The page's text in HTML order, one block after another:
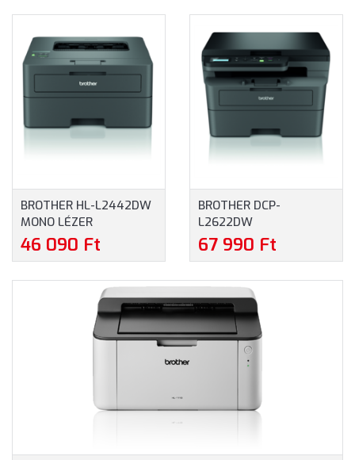
(DCPT425WYJ1)
BROTHER HL-L2442DW
MONO LÉZER
NYOMTATÓ
(HLL2442DWYJ1)
46 090 Ft
BROTHER DCP-
L2622DW
MULTIFUNKCIÓS MONO
LÉZER NYOMTATÓ
67 990 Ft